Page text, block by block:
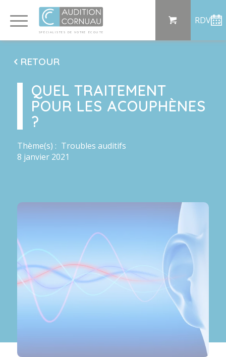
SP ÉCI AL I S TE S DE VO TRE ÉC OU TE
RDV
RETOUR
QUEL TRAITEMENT
POUR LES ACOUPHÈNES
?
Thème(s) : Troubles auditifs
8 janvier 2021
Panneau de gestion des cookies